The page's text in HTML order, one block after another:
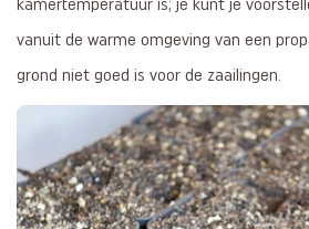
kamertemperatuur is; je kunt je
vanuit de warme omgeving van een
grond niet goed is voor de zaailingen.